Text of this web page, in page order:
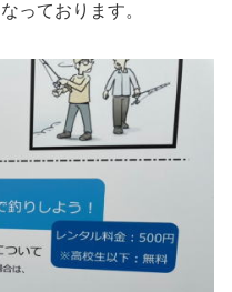
っております。